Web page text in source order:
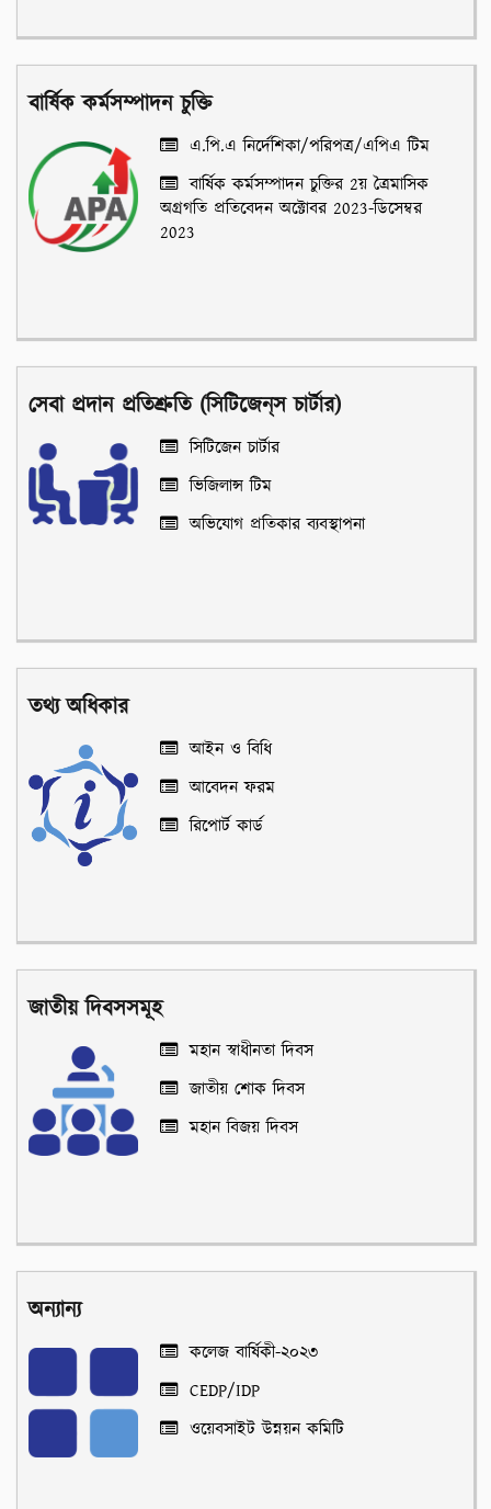
বার্ষিক কর্মসম্পাদন চুক্তি
এ.পি.এ নির্দেশিকা/পরিপত্র/এপিএ টিম
বার্ষিক কর্মসম্পাদন চুক্তির 2য় ত্রৈমাসিক
অগ্রগতি প্রতিবেদন অক্টোবর 2023-ডিসেম্বর
2023
সেবা প্রদান প্রতিশ্রুতি (সিটিজেন্‌স চার্টার)
সিটিজেন চার্টার
ভিজিলান্স টিম
অভিযোগ প্রতিকার ব্যবস্থাপনা
তথ্য অধিকার
আইন ও বিধি
আবেদন ফরম
রিপোর্ট কার্ড
জাতীয় দিবসসমূহ
মহান স্বাধীনতা দিবস
জাতীয় শোক দিবস
মহান বিজয় দিবস
অন্যান্য
কলেজ বার্ষিকী-২০২৩
CEDP/IDP
ওয়েবসাইট উন্নয়ন কমিটি